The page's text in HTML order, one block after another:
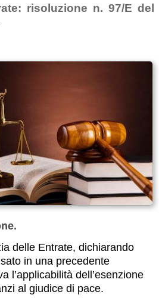
risoluzione n. 97/E del
delle Entrate, dichiarando
in una precedente
l’applicabilità dell’esenzione
al giudice di pace.